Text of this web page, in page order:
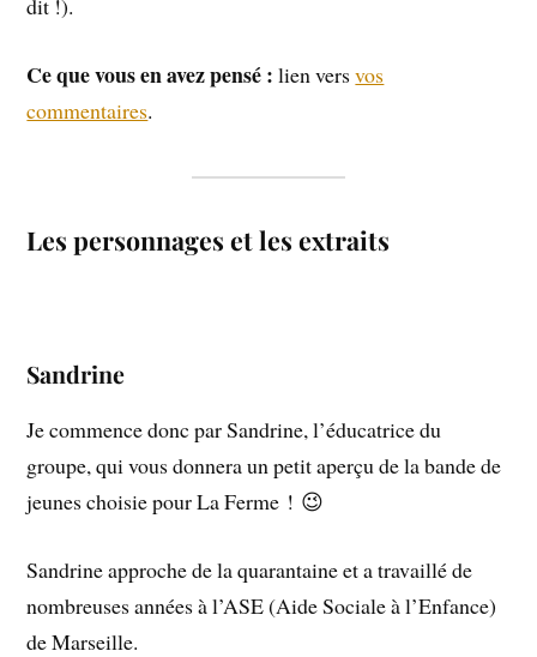
dit !).
Ce que vous en avez pensé : lien versvos
commentaires.
Les personnages et les extraits
Sandrine
Je commence donc par Sandrine, l’éducatrice du
groupe, qui vous donnera un petit aperçu de la bande de
jeunes choisie pour La Ferme ! 😉
Sandrine approche de la quarantaine et a travaillé de
nombreuses années à l’ASE (Aide Sociale à l’Enfance)
de Marseille.